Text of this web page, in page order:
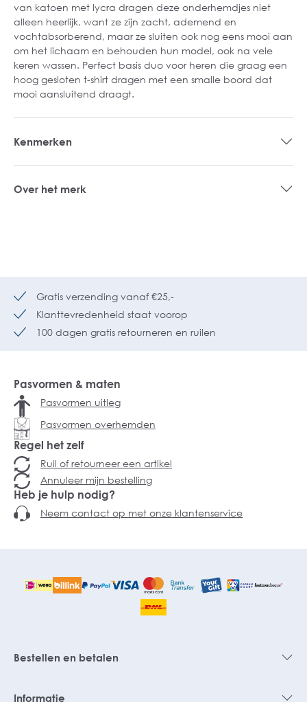
van katoen met lycra dragen deze onderhemdjes niet
alleen heerlijk, want ze zijn zacht, ademend en
vochtabsorberend, maar ze sluiten ook nog eens mooi aan
om het lichaam en behouden hun model, ook na vele
keren wassen. Perfect basis duo voor heren die graag een
hoog gesloten t-shirt dragen met een smalle boord dat
mooi aansluitend draagt.
Kenmerken
Over het merk
Gratis verzending vanaf €25,-
Klanttevredenheid staat voorop
100 dagen gratis retourneren en ruilen
Pasvormen & maten
Pasvormen uitleg
Pasvormen overhemden
Regel het zelf
Ruil of retourneer een artikel
Annuleer mijn bestelling
Heb je hulp nodig?
Neem contact op met onze klantenservice
Bestellen en betalen
Informatie